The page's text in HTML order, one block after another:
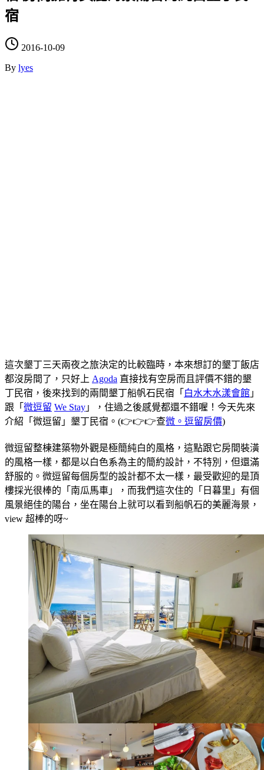
宿
2016-10-09
By lyes
這次墾丁三天兩夜之旅決定的比較臨時，本來想訂的墾丁飯店
都沒房間了，只好上 Agoda 直接找有空房而且評價不錯的墾
丁民宿，後來找到的兩間墾丁船帆石民宿「 白水木水漾會館 」
跟「 微逗留 We Stay 」，住過之後感覺都還不錯喔！今天先來
介紹「微逗留」墾丁民宿。(👉👉👉查微。逗留房價)
微逗留整棟建築物外觀是極簡純白的風格，這點跟它房間裝潢
的風格一樣，都是以白色系為主的簡約設計，不特別，但還滿
舒服的。微逗留每個房型的設計都不太一樣，最受歡迎的是頂
樓採光很棒的「南瓜馬車」，而我們這次住的「日暮里」有個
風景絕佳的陽台，坐在陽台上就可以看到船帆石的美麗海景，
view 超棒的呀~